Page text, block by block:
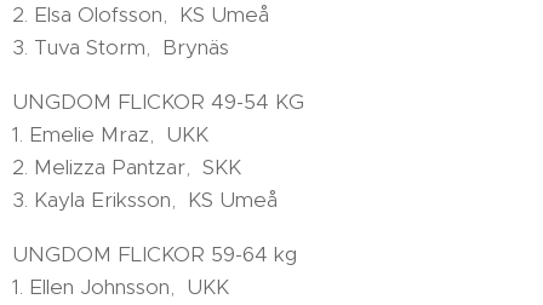
2. Elsa Olofsson, KS Umeå
3. Tuva Storm, Brynäs
UNGDOM FLICKOR 49-54 KG
1. Emelie Mraz, UKK
2. Melizza Pantzar, SKK
3. Kayla Eriksson, KS Umeå
UNGDOM FLICKOR 59-64 kg
1. Ellen Johnsson, UKK